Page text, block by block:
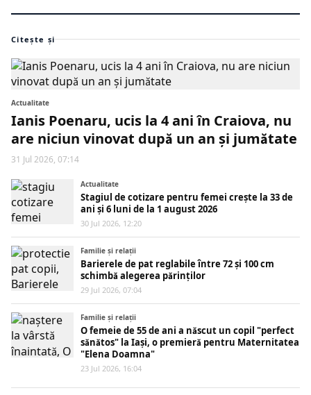
Citește și
Actualitate
Ianis Poenaru, ucis la 4 ani în Craiova, nu
are niciun vinovat după un an și jumătate
31 Jul 2026, 07:14
Actualitate
Stagiul de cotizare pentru femei crește la 33 de
ani și 6 luni de la 1 august 2026
30 Jul 2026, 12:20
Familie și relații
Barierele de pat reglabile între 72 și 100 cm
schimbă alegerea părinților
29 Jul 2026, 07:04
Familie și relații
O femeie de 55 de ani a născut un copil "perfect
sănătos" la Iași, o premieră pentru Maternitatea
"Elena Doamna"
23 Jul 2026, 16:04